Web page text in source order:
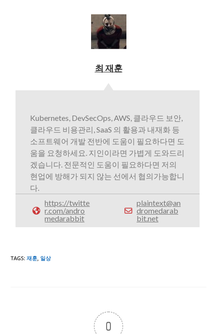
최 재훈
Kubernetes, DevSecOps, AWS, 클라우드 보안,
클라우드 비용관리, SaaS 의 활용과 내재화 등
소프트웨어 개발 전반에 도움이 필요하다면 도
움을 요청하세요. 지인이라면 가볍게 도와드리
겠습니다. 전문적인 도움이 필요하다면 저의
현업에 방해가 되지 않는 선에서 협의가능합니
다.
https://twitte
r.com/andro
medarabbit
plaintext@an
dromedarab
bit.net
TAGS:재훈, 일상
0